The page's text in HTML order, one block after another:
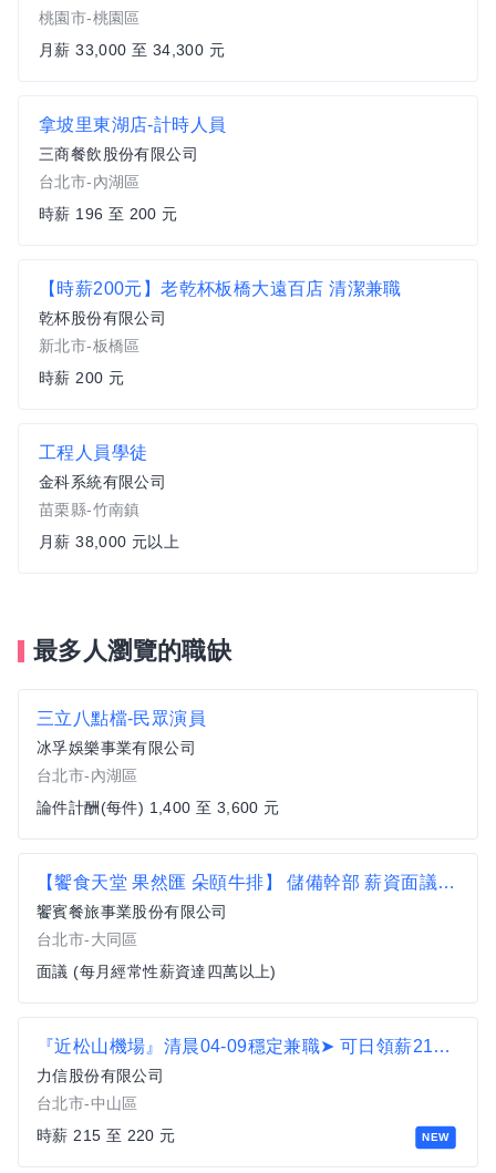
桃園市-桃園區
月薪 33,000 至 34,300 元
拿坡里東湖店-計時人員
三商餐飲股份有限公司
台北市-內湖區
時薪 196 至 200 元
【時薪200元】老乾杯板橋大遠百店 清潔兼職
乾杯股份有限公司
新北市-板橋區
時薪 200 元
工程人員學徒
金科系統有限公司
苗栗縣-竹南鎮
月薪 38,000 元以上
最多人瀏覽的職缺
三立八點檔-民眾演員
冰孚娛樂事業有限公司
台北市-內湖區
論件計酬(每件) 1,400 至 3,600 元
【饗食天堂 果然匯 朵頤牛排】 儲備幹部 薪資面議 歡迎相關經驗者來挑戰【大同區】
饗賓餐旅事業股份有限公司
台北市-大同區
面議 (每月經常性薪資達四萬以上)
NEW
『近松山機場』清晨04-09穩定兼職➤ 可日領薪215/H起➤物流理貨C1
力信股份有限公司
台北市-中山區
時薪 215 至 220 元